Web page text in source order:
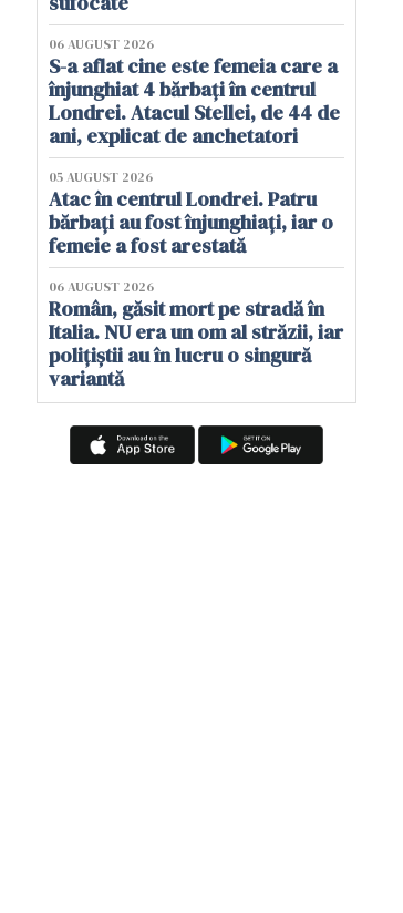
06 AUGUST 2026
S-a aflat cine este femeia care a
înjunghiat 4 bărbați în centrul
Londrei. Atacul Stellei, de 44 de
ani, explicat de anchetatori
05 AUGUST 2026
Atac în centrul Londrei. Patru
bărbați au fost înjunghiați, iar o
femeie a fost arestată
06 AUGUST 2026
Român, găsit mort pe stradă în
Italia. NU era un om al străzii, iar
polițiștii au în lucru o singură
variantă